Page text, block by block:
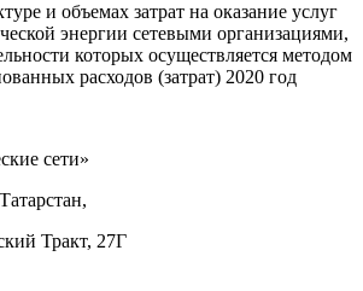
и объемах затрат на оказание услуг
энергии сетевыми организациями,
которых осуществляется методом
расходов (затрат) 2020 год
сети»
Тракт, 27Г